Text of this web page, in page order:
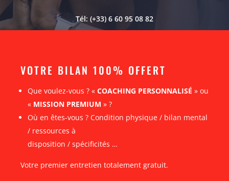
Tél: (+33) 6 60 95 08 82
VOTRE BILAN 100% OFFERT
Que voulez-vous ? « COACHING PERSONNALISÉ » ou
« MISSION PREMIUM » ?
Où en êtes-vous ? Condition physique / bilan mental
/ ressources à
disposition / spécificités …
Votre premier entretien totalement gratuit.